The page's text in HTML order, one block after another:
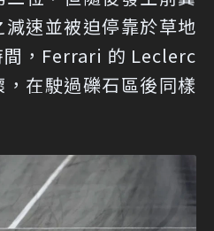
速並被迫停靠於草地
間，Ferrari 的 Leclerc
在駛過礫石區後同樣